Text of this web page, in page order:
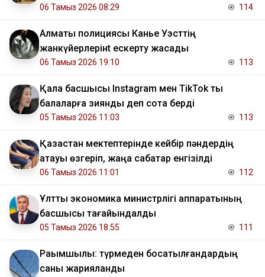
06 Тамыз 2026 08:29 114
Алматы полициясы Канье Уэсттің
жанкүйерлерінt ескерту жасады
06 Тамыз 2026 19:10 113
Қала басшысы Instagram мен TikTok ты
балаларға зиянды деп сотқа берді
05 Тамыз 2026 11:03 113
Қазақстан мектептерінде кейбір пәндердің
атауы өзгеріп, жаңа сабақтар енгізілді
06 Тамыз 2026 11:01 112
Ұлттық экономика министрлігі аппаратының
басшысы тағайындалды
05 Тамыз 2026 18:55 111
Рақымшылық: түрмеден босатылғандардың
саны жарияланды